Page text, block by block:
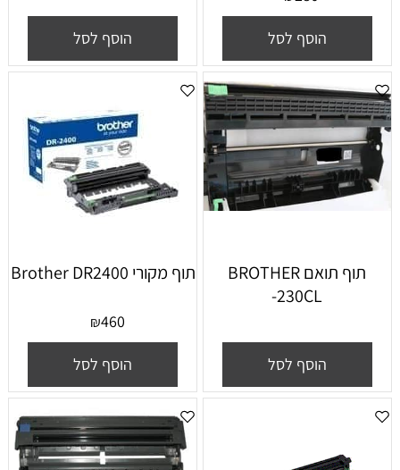
הוסף לסל הוסף לסל
תוף תואם BROTHER
-230CL
הוסף לסל
תוף מקורי Brother DR2400
₪460
הוסף לסל